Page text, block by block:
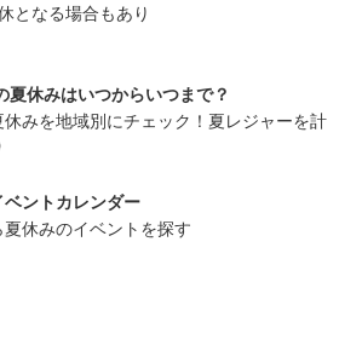
となる場合もあり
夏休みはいつからいつまで？
みを地域別にチェック！夏レジャーを計
ントカレンダー
夏休みのイベントを探す